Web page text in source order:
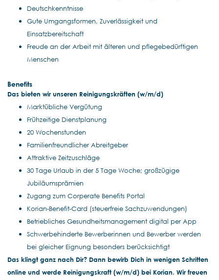
Deutschkenntnisse
Gute Umgangsformen, Zuverlässigkeit und
Einsatzbereitschaft
Freude an der Arbeit mit älteren und pflegebedürftigen
Menschen
Benefits
Das bieten wir unseren Reinigungskräften (w/m/d)
Marktübliche Vergütung
Frühzeitige Dienstplanung
20 Wochenstunden
Familienfreundlicher Abreitgeber
Attraktive Zeitzuschläge
30 Tage Urlaub in der 5 Tage Woche; großzügige
Jubiläumsprämien
Zugang zum Corperate Benefits Portal
Korian-Benefit-Card (steuerfreie Sachzuwendungen)
Betriebliches Gesundheitsmanagement digital per App
Schwerbehinderte Bewerberinnen und Bewerber werden
bei gleicher Eignung besonders berücksichtigt
Das klingt ganz nach Dir? Dann bewirb Dich in wenigen Schritten
online und werde Reinigungskraft (w/m/d) bei Korian. Wir freuen